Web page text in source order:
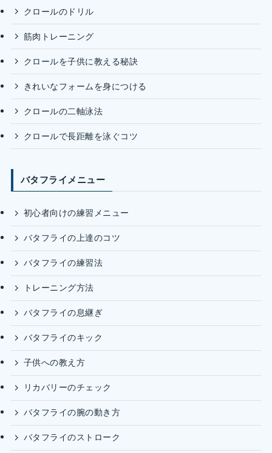
クロールのドリル
筋肉トレーニング
クロールを子供に教える秘訣
きれいなフォームを身につける
クロールの二軸泳法
クロールで長距離を泳ぐコツ
バタフライメニュー
初心者向けの練習メニュー
バタフライの上達のコツ
バタフライの練習法
トレーニング方法
バタフライの息継ぎ
バタフライのキック
子供への教え方
リカバリーのチェック
バタフライの腕の動き方
バタフライのストローク